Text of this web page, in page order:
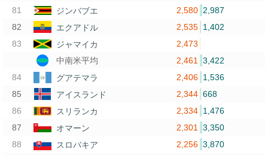
ジンバブエ
2,580 2,987
エクアドル
2,535 1,402
ジャマイカ
2,473
中南米平均
2,461
3,422
グアテマラ
2,406 1,536
アイスランド
2,344 668
スリランカ
2,334 1,476
オマーン
2,301
3,350
スロバキア
2,256 3,870